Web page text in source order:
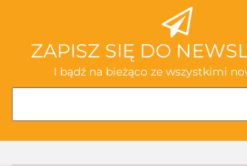
ABAKUS
ZAPISZ SIĘ DO
I bądź na bieżąco ze wszystkimi